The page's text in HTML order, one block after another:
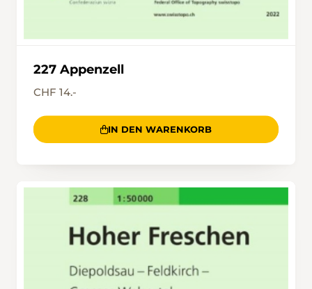
227 Appenzell
CHF 14.-
IN DEN WARENKORB